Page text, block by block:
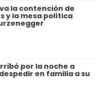
la contención de
y la mesa política
por la noche a
en familia a su